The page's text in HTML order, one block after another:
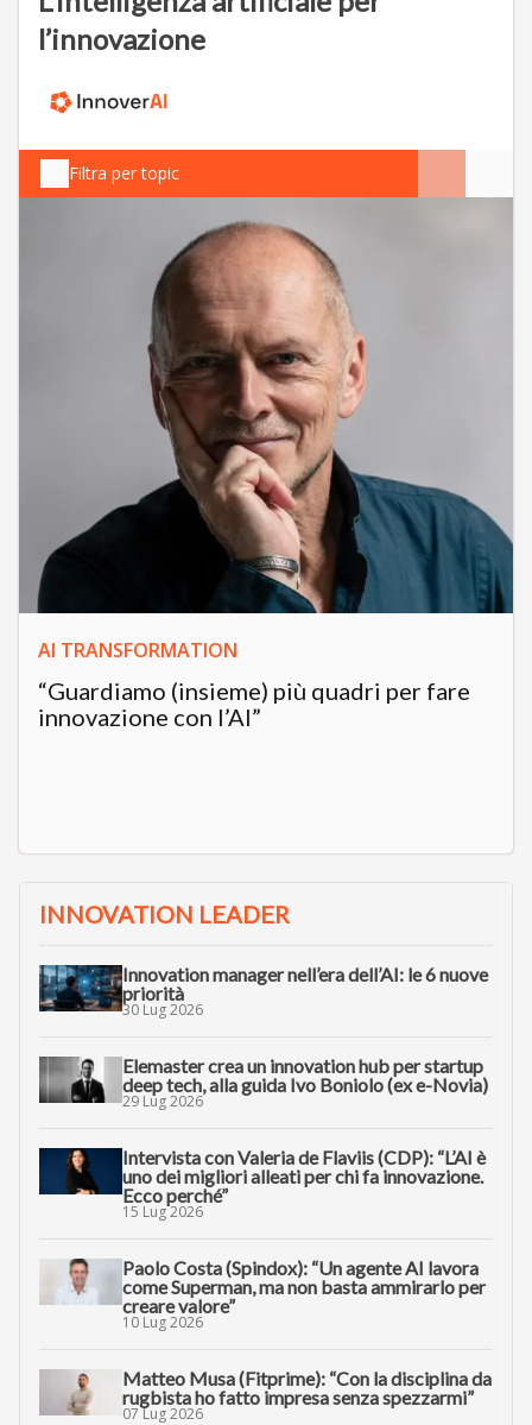
l’innovazione
Filtra per topic
AI TRANSFORMATION
“Guardiamo (insieme) più quadri per fare
innovazione con l’AI”
INNOVATION LEADER
Innovation manager nell’era dell’AI: le 6 nuove
priorità
30 Lug 2026
Elemaster crea un innovation hub per startup
deep tech, alla guida Ivo Boniolo (ex e-Novia)
29 Lug 2026
Intervista con Valeria de Flaviis (CDP): “L’AI è
uno dei migliori alleati per chi fa innovazione.
Ecco perché”
15 Lug 2026
Paolo Costa (Spindox): “Un agente AI lavora
come Superman, ma non basta ammirarlo per
creare valore”
10 Lug 2026
Matteo Musa (Fitprime): “Con la disciplina da
rugbista ho fatto impresa senza spezzarmi”
07 Lug 2026